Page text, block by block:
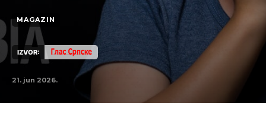
MAGAZIN
IZVOR:
21. jun 2026.